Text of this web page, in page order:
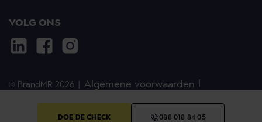
VOLG ONS
© BrandMR 2026
Algemene voorwaarden
Disclaimer
Privacystatement
Cookies
Opleidingsbeleid
Advocaten informatie
DOE DE CHECK 088 018 84 05